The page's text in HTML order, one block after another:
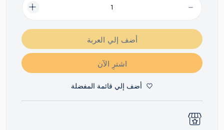
أضف إلي العربة
اشترِ الآن
أضف إلي قائمة المفضلة